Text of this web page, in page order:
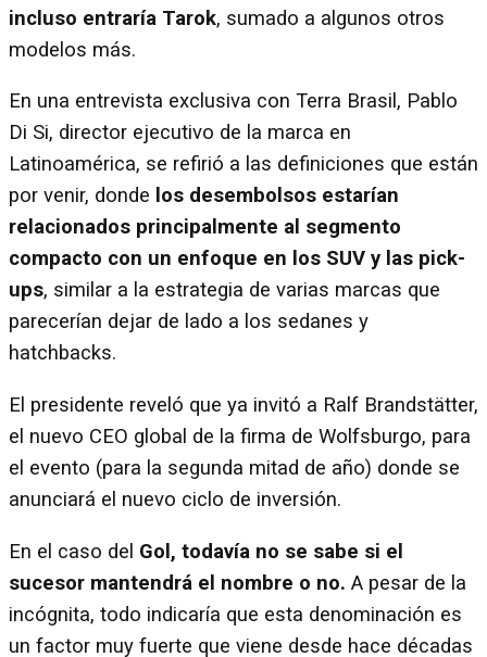
incluso entraría Tarok, sumado a algunos otros
modelos más.
En una entrevista exclusiva con Terra Brasil, Pablo
Di Si, director ejecutivo de la marca en
Latinoamérica, se refirió a las definiciones que están
por venir, donde los desembolsos estarían
relacionados principalmente al segmento
compacto con un enfoque en los SUV y las pick-
ups, similar a la estrategia de varias marcas que
parecerían dejar de lado a los sedanes y
hatchbacks.
El presidente reveló que ya invitó a Ralf Brandstätter,
el nuevo CEO global de la firma de Wolfsburgo, para
el evento (para la segunda mitad de año) donde se
anunciará el nuevo ciclo de inversión.
En el caso del Gol, todavía no se sabe si el
sucesor mantendrá el nombre o no. A pesar de la
incógnita, todo indicaría que esta denominación es
un factor muy fuerte que viene desde hace décadas